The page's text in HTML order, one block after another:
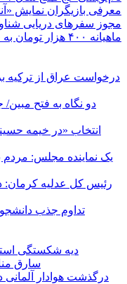
معرفی بازیگران نمایش
مجوز سفرهای دریایی
ماهیانه ۴۰۰ هزار تومان به حساب هر نفر واریز می‌شود
درخواست عراق از ترکیه
دو نگاه به فتح
انتخاب «در خیمه
یک نماینده مجلس: مردم
رئیس کل عدلیه کرمان:
تداوم جذب
دیه شکستگی استخوان امسال
۲ سارق
درگذشت هوادار آلمانی در